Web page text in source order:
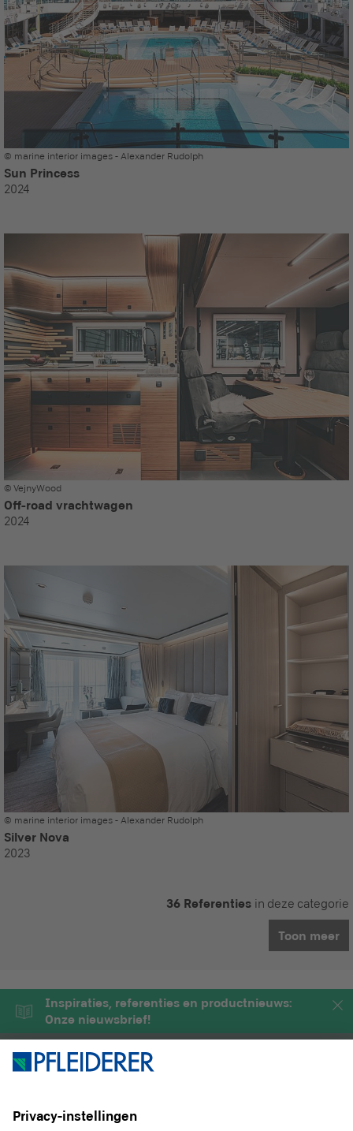
© marine interior images - Alexander Rudolph
Sun Princess
2024
© VejnyWood
Off-road vrachtwagen
2024
© marine interior images - Alexander Rudolph
Silver Nova
2023
36 Referenties in deze categorie
Toon meer
Inspiraties, referenties en productnieuws:
Onze nieuwsbrief!
PRODUCTEN